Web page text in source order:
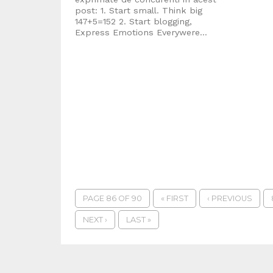
post: 1. Start small. Think big
147+5=152 2. Start blogging,
Express Emotions Everywere...
PAGE 86 OF 90 « FIRST ‹ PREVIOUS
NEXT › LAST »